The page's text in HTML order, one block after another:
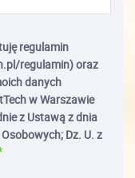
regulamin
regulamin) oraz
danych
w Warszawie
z Ustawą z dnia
Dz. U. z